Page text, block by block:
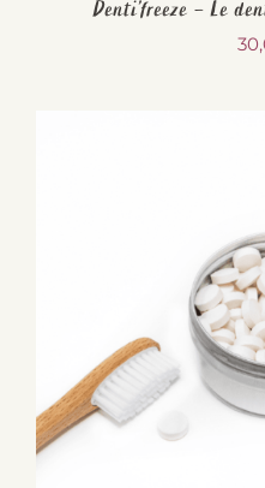
Denti’freeze – Le